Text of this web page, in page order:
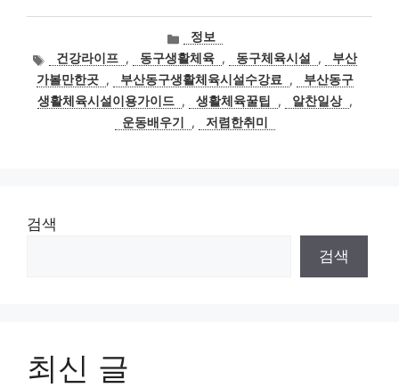
카
테
고
리
정보
태
그
건강라이프 , 동구생활체육 , 동구체육시설 ,
부산
가볼만한곳 , 부산동구생활체육시설수강료 ,
부산동구
생활체육시설이용가이드 , 생활체육꿀팁 , 알찬일상 ,
운동배우기
, 저렴한취미
검색
검색
최신 글